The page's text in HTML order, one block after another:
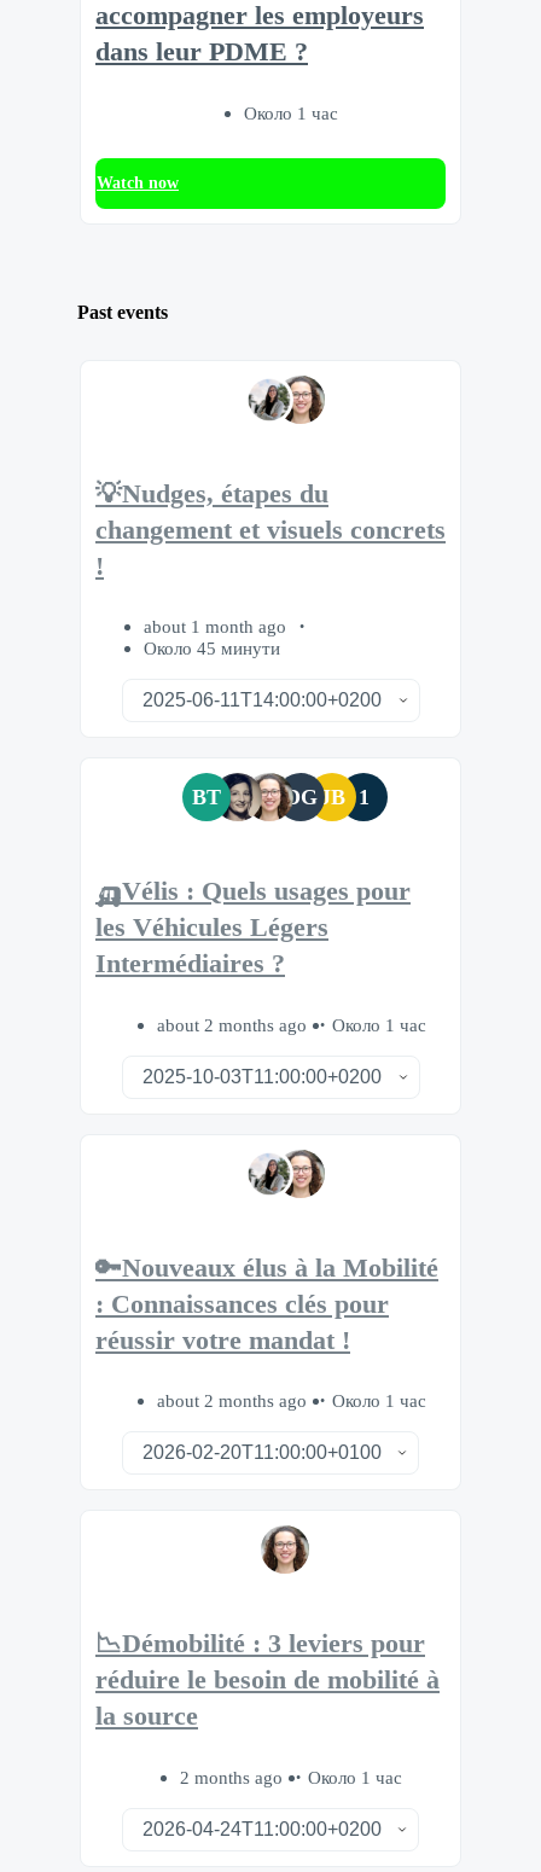
accompagner les employeurs
dans leur PDME ?
Около 1 час
Watch now
Past events
💡Nudges, étapes du
changement et visuels concrets
!
about 1 month ago
Около 45 минути
BT DG JB 1
🛺Vélis : Quels usages pour
les Véhicules Légers
Intermédiaires ?
about 2 months ago Около 1 час
🔑Nouveaux élus à la Mobilité
: Connaissances clés pour
réussir votre mandat !
about 2 months ago Около 1 час
📉Démobilité : 3 leviers pour
réduire le besoin de mobilité à
la source
2 months ago Около 1 час